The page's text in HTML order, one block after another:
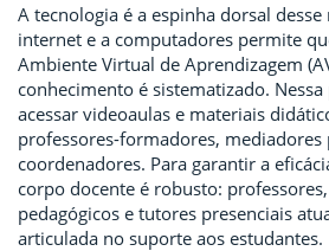
A tecnologia é a espinha dorsal
internet e a computadores permite
Ambiente Virtual de Aprendizagem
conhecimento é sistematizado.
acessar videoaulas e materiais
professores-formadores, mediadores
coordenadores. Para garantir a
corpo docente é robusto:
pedagógicos e tutores presenciais
articulada no suporte aos estudantes.